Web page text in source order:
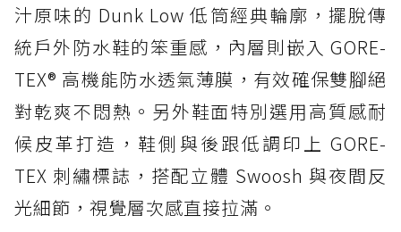
汁原味的 Dunk Low 低筒經典輪廓，擺脫傳
統戶外防水鞋的笨重感，內層則嵌入 GORE-
TEX® 高機能防水透氣薄膜，有效確保雙腳絕
對乾爽不悶熱。另外鞋面特別選用高質感耐
候皮革打造，鞋側與後跟低調印上 GORE-
TEX 刺繡標誌，搭配立體 Swoosh 與夜間反
光細節，視覺層次感直接拉滿。